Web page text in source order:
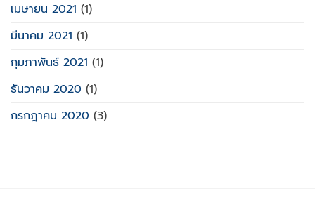
เมษายน 2021 (1)
มีนาคม 2021 (1)
กุมภาพันธ์ 2021 (1)
ธันวาคม 2020 (1)
กรกฎาคม 2020 (3)